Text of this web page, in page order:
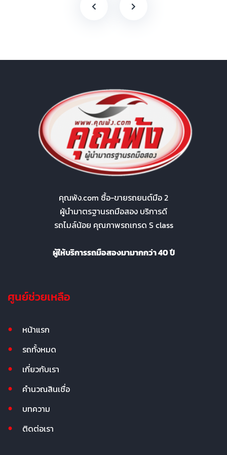
คุณพ้ง.com ซื้อ-ขายรถยนต์มือ 2
ผู้นำมาตรฐานรถมือสอง บริการดี
รถไมล์น้อย คุณภาพรถเกรด S class
ผู้ให้บริการรถมือสองมามากกว่า 40 ปี
ศูนย์ช่วยเหลือ
หน้าแรก
รถทั้งหมด
เกี่ยวกับเรา
คำนวณสินเชื่อ
บทความ
ติดต่อเรา